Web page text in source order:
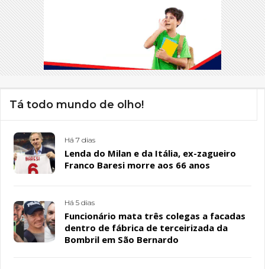
Tá todo mundo de olho!
Há 7 dias
Lenda do Milan e da Itália, ex-zagueiro
Franco Baresi morre aos 66 anos
Há 5 dias
Funcionário mata três colegas a facadas
dentro de fábrica de terceirizada da
Bombril em São Bernardo